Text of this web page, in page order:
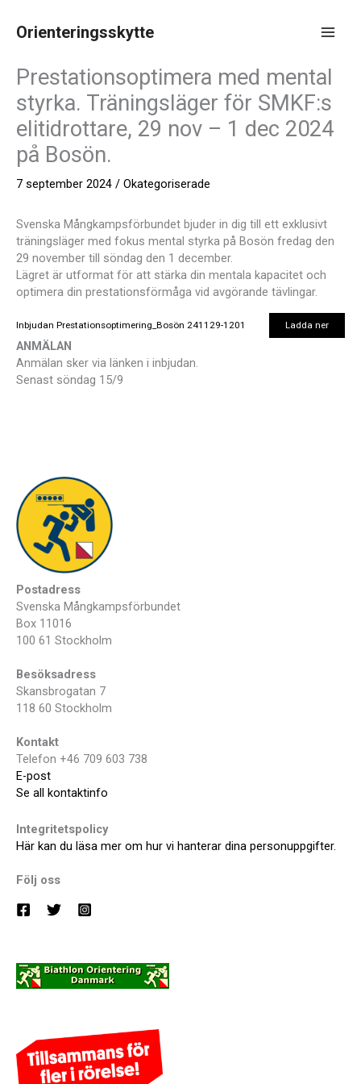
innehållOrienteringsskytte
Prestationsoptimera med mental
styrka. Träningsläger för SMKF:s
elitidrottare, 29 nov – 1 dec 2024
på Bosön.
7 september 2024 / Okategoriserade
Svenska Mångkampsförbundet bjuder in dig till ett exklusivt
träningsläger med fokus mental styrka på Bosön fredag den
29 november till söndag den 1 december.
Lägret är utformat för att stärka din mentala kapacitet och
optimera din prestationsförmåga vid avgörande tävlingar.
Inbjudan Prestationsoptimering_Bosön 241129-1201 Ladda ner
ANMÄLAN
Anmälan sker via länken i inbjudan.
Senast söndag 15/9
Postadress
Svenska Mångkampsförbundet
Box 11016
100 61 Stockholm
Besöksadress
Skansbrogatan 7
118 60 Stockholm
Kontakt
Telefon +46 709 603 738
E-post
Se all kontaktinfo
Integritetspolicy
Här kan du läsa mer om hur vi hanterar dina personuppgifter.
Följ oss